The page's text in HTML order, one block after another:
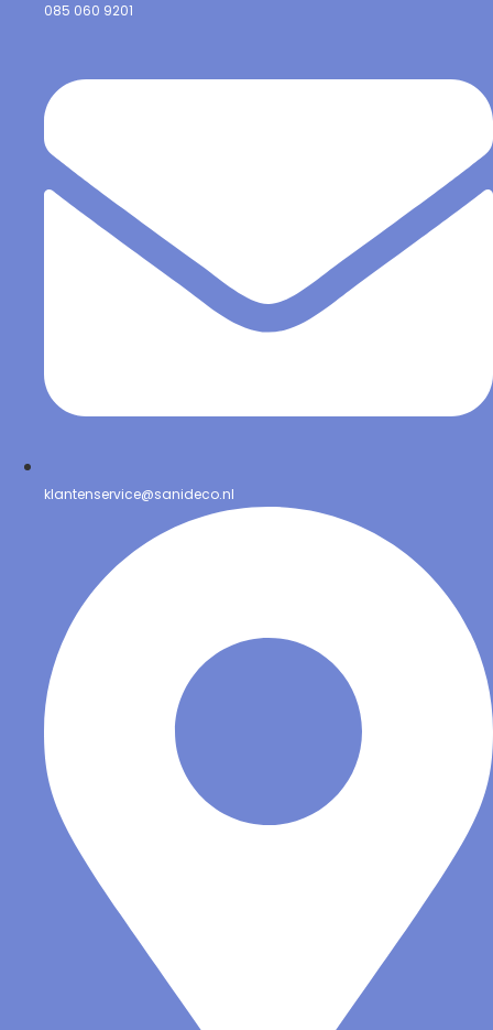
085 060 9201
klantenservice@sanideco.nl